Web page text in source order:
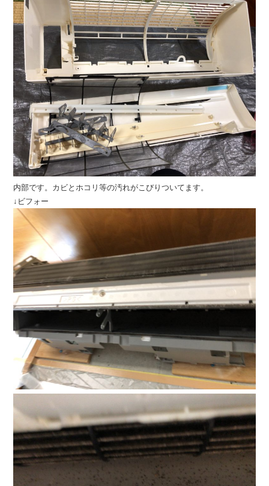
内部です。カビとホコリ等の汚れがこびりついてます。
↓ビフォー